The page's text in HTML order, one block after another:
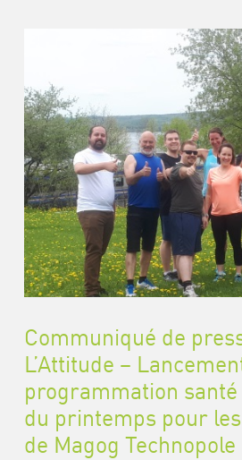
Communiqué de
L’Attitude –
programmation
du printemps pour
de Magog Technopole